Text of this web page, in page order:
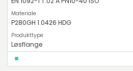
P280GH 1.0426 HDG
Løsflange